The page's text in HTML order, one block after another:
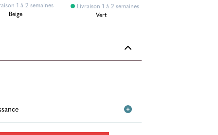
1 à 2 semaines
Beige
Livraison 1 à 2 semaines
Vert